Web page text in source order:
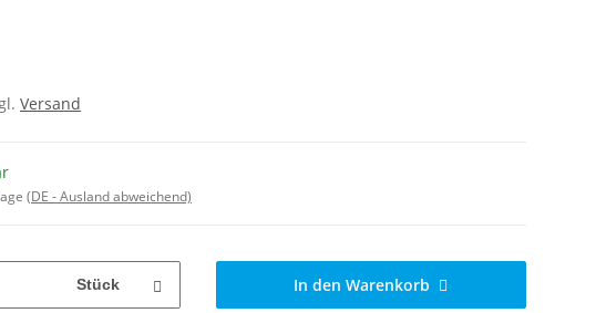
Versand
(DE - Ausland abweichend)
Stück In den Warenkorb